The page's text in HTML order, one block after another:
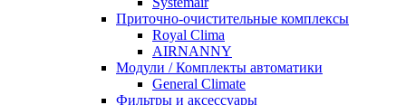
Приточно-очистительные комплексы
Royal Clima
AIRNANNY
Модули / Комплекты автоматики
General Climate
Фильтры и аксессуары